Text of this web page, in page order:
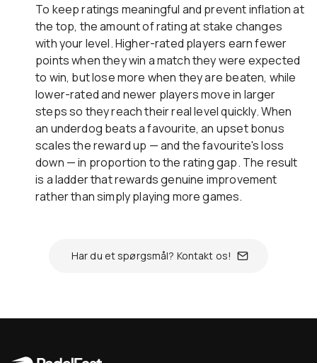
To keep ratings meaningful and prevent inflation at
the top, the amount of rating at stake changes
with your level. Higher-rated players earn fewer
points when they win a match they were expected
to win, but lose more when they are beaten, while
lower-rated and newer players move in larger
steps so they reach their real level quickly. When
an underdog beats a favourite, an upset bonus
scales the reward up — and the favourite's loss
down — in proportion to the rating gap. The result
is a ladder that rewards genuine improvement
rather than simply playing more games.
Har du et spørgsmål? Kontakt os!